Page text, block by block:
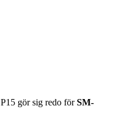
P15 gör sig redo förSM-